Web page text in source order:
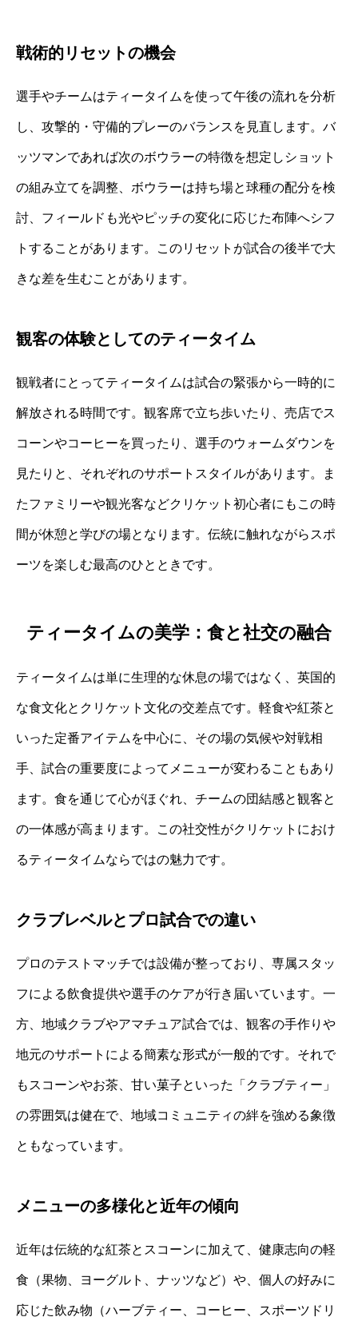
戦術的リセットの機会
選手やチームはティータイムを使って午後の流れを分析
し、攻撃的・守備的プレーのバランスを見直します。バ
ッツマンであれば次のボウラーの特徴を想定しショット
の組み立てを調整、ボウラーは持ち場と球種の配分を検
討、フィールドも光やピッチの変化に応じた布陣へシフ
トすることがあります。このリセットが試合の後半で大
きな差を生むことがあります。
観客の体験としてのティータイム
観戦者にとってティータイムは試合の緊張から一時的に
解放される時間です。観客席で立ち歩いたり、売店でス
コーンやコーヒーを買ったり、選手のウォームダウンを
見たりと、それぞれのサポートスタイルがあります。ま
たファミリーや観光客などクリケット初心者にもこの時
間が休憩と学びの場となります。伝統に触れながらスポ
ーツを楽しむ最高のひとときです。
ティータイムの美学：食と社交の融合
ティータイムは単に生理的な休息の場ではなく、英国的
な食文化とクリケット文化の交差点です。軽食や紅茶と
いった定番アイテムを中心に、その場の気候や対戦相
手、試合の重要度によってメニューが変わることもあり
ます。食を通じて心がほぐれ、チームの団結感と観客と
の一体感が高まります。この社交性がクリケットにおけ
るティータイムならではの魅力です。
クラブレベルとプロ試合での違い
プロのテストマッチでは設備が整っており、専属スタッ
フによる飲食提供や選手のケアが行き届いています。一
方、地域クラブやアマチュア試合では、観客の手作りや
地元のサポートによる簡素な形式が一般的です。それで
もスコーンやお茶、甘い菓子といった「クラブティー」
の雰囲気は健在で、地域コミュニティの絆を強める象徴
ともなっています。
メニューの多様化と近年の傾向
近年は伝統的な紅茶とスコーンに加えて、健康志向の軽
食（果物、ヨーグルト、ナッツなど）や、個人の好みに
応じた飲み物（ハーブティー、コーヒー、スポーツドリ